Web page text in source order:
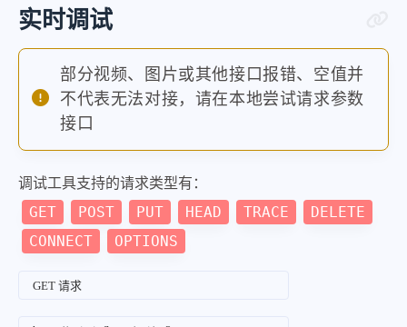
实时调试
部分视频、图片或其他接口报错、空值并
不代表无法对接，请在本地尝试请求参数
接口
调试工具支持的请求类型有：
GET POST PUT HEAD TRACE
DELETE
CONNECT
OPTIONS